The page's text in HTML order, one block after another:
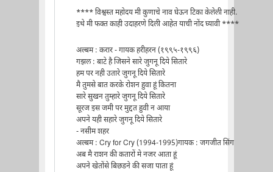
**** विश्वस्त महोदय मी कुणाचे नाव घेऊन टिका केलेली नाही.
इथे मी फक्त काही उदाहरणे दिली आहेत याची नोंद घ्यावी ****
अल्बम : करार - गायक हरीहरन (१९९५-१९९६)
गझल : बाटे है जिसने सारे जुगनू दिये सितारे
हम पर नही उतारे जुगनू दिये सितारे
मै तुमसे बात करके रोशन हुवा हूं कितना
सारे सुखन तुम्हारे जुगनू दिये सितारे
सूरज इस जमी पर मुद्दत हुवी न आया
अपने यही सहारे जुगनू दिये सितारे
- नसीम शहर
अल्बम : Cry for Cry (1994-1995)गायक : जगजीत सिंग
अब मै राशन की कतारों मे नजर आता हूं
अपने खेतोंसे बिछडने की सजा पाता हूं